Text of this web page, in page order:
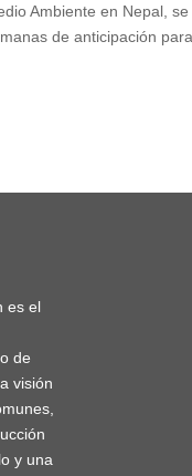
Ambiente en Nepal,
de anticipación
es el
de
visión
y una